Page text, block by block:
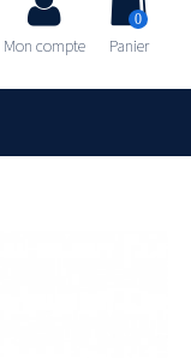
0
Panier
Mon compte